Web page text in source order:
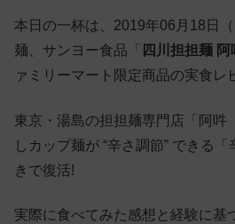
本日の一杯は、2019年06月18日
麺、サンヨー食品「 四川担担麺
ァミリーマート限定商品の実食レ
東京・湯島の担担麺専門店「阿吽
しカップ麺が “辛さ調節” できる
きで復活!
実際に食べてみた感想と経験に基